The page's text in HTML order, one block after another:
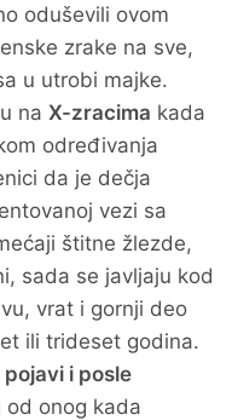
oduševili ovom
zrake na sve,
u utrobi majke.
na X-zracima kada
određivanja
da je dečja
vezi sa
štitne žlezde,
sada se javljaju kod
vrat i gornji deo
ili trideset godina.
i posle
od onog kada